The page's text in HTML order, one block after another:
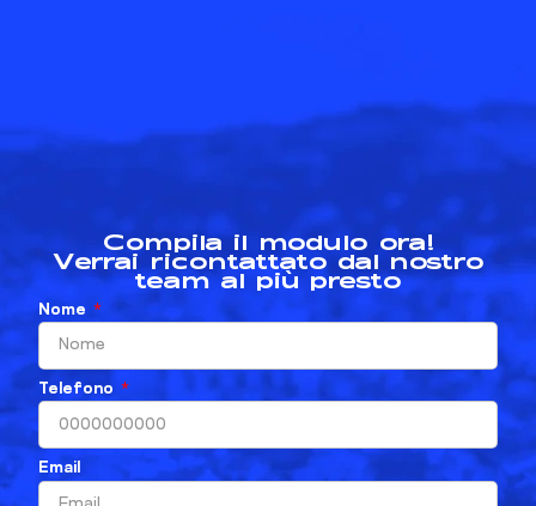
Compila il modulo ora!
Verrai ricontattato dal nostro
team al più presto
Nome
Telefono
Email